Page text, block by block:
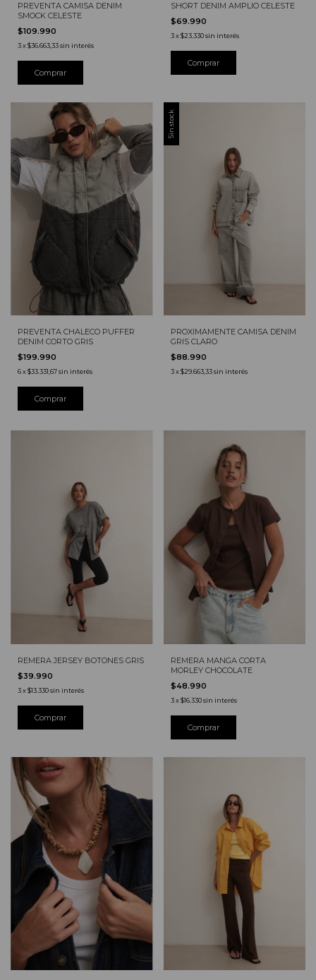
PREVENTA CAMISA DENIM
SMOCK CELESTE
$109.990
3x$36.663,33sin interés
Comprar
SHORT DENIM AMPLIO CELESTE
$69.990
3 x$23.330 sin interés
PREVENTA CHALECO PUFFER
DENIM CORTO GRIS
$199.990
6x$33.331,67sin interés
Sin stock
PROXIMAMENTE CAMISA DENIM
GRIS CLARO
$88.990
3 x$29.663,33 sin interés
REMERA JERSEY BOTONES GRIS
$39.990
3x$13.330sin interés
REMERA MANGA CORTA
MORLEY CHOCOLATE
$48.990
3 x$16.330 sin interés
Comprar